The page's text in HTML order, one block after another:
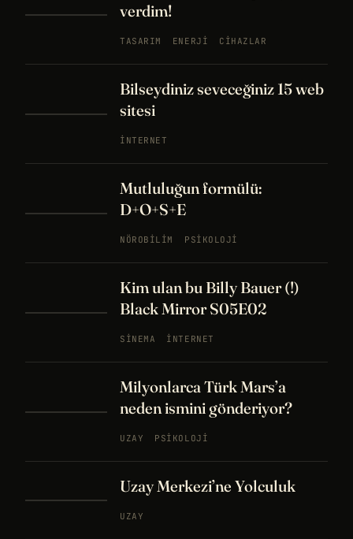
verdim!
TASARIM ENERJI CIHAZLAR
Bilseydiniz seveceğiniz 15 web
sitesi
İNTERNET
Mutluluğun formülü:
D+O+S+E
NÖROBILIM PSIKOLOJI
Kim ulan bu Billy Bauer (!)
Black Mirror S05E02
SINEMA İNTERNET
Milyonlarca Türk Mars’a
neden ismini gönderiyor?
UZAY PSIKOLOJI
Uzay Merkezi’ne Yolculuk
UZAY